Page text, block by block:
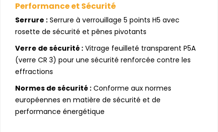
Performance et Sécurité
Serrure : Serrure à verrouillage 5 points H5 avec
rosette de sécurité et pênes pivotants
Verre de sécurité : Vitrage feuilleté transparent P5A
(verre CR 3) pour une sécurité renforcée contre les
effractions
Normes de sécurité : Conforme aux normes
européennes en matière de sécurité et de
performance énergétique